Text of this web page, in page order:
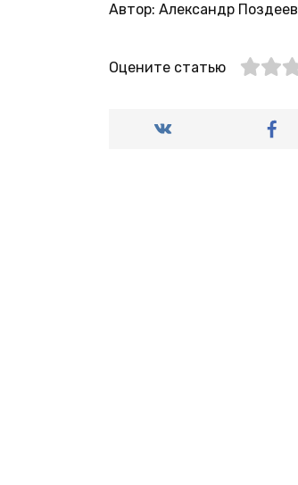
Автор: Александр Поздеев
Оцените статью